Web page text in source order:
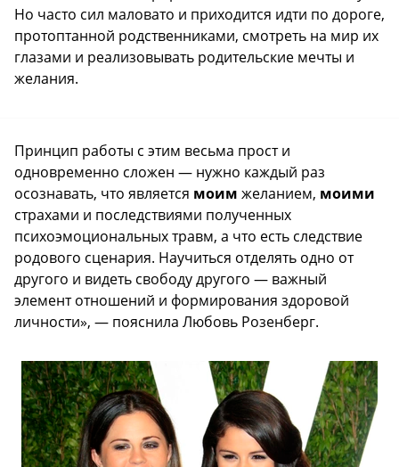
Но часто сил маловато и приходится идти по дороге,
протоптанной родственниками, смотреть на мир их
глазами и реализовывать родительские мечты и
желания.
Принцип работы с этим весьма прост и
одновременно сложен — нужно каждый раз
осознавать, что является моим желанием, моими
страхами и последствиями полученных
психоэмоциональных травм, а что есть следствие
родового сценария. Научиться отделять одно от
другого и видеть свободу другого — важный
элемент отношений и формирования здоровой
личности», — пояснила Любовь Розенберг.